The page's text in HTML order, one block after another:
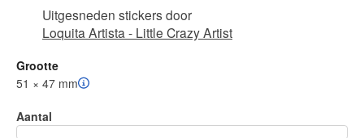
Uitgesneden stickersdoor
Loquita Artista - Little Crazy Artist
Grootte
51 × 47 mm
Aantal